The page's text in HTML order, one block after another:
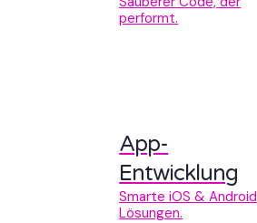
performt.
App-
Entwicklung
Smarte iOS & Android
Lösungen.